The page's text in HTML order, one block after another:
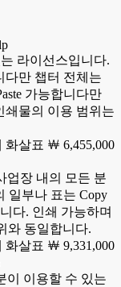
라이선스입니다.
다만 챕터 전체는
가능합니다만
쇄물의 이용 범위는
￦ 6,455,000
업장 내의 모든 분
일부나 표는 Copy
다. 인쇄 가능하며
와 동일합니다.
￦ 9,331,000
이 이용할 수 있는